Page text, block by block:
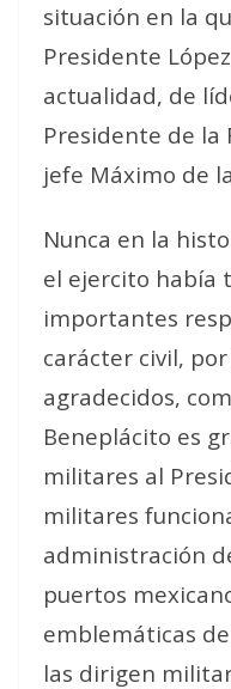
situación en la
Presidente
actualidad, de
Presidente de la
jefe Máximo de
Nunca en la
el ejercito había
importantes
carácter civil,
agradecidos,
Beneplácito es
militares al
militares
administración
puertos
emblemáticas
las dirigen